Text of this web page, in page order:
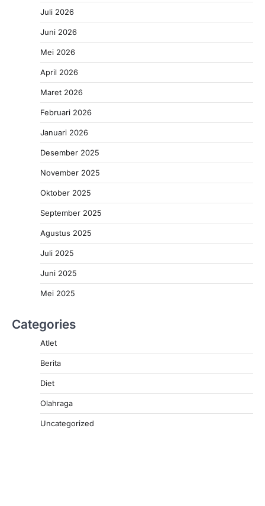
Juli 2026
Juni 2026
Mei 2026
April 2026
Maret 2026
Februari 2026
Januari 2026
Desember 2025
November 2025
Oktober 2025
September 2025
Agustus 2025
Juli 2025
Juni 2025
Mei 2025
Categories
Atlet
Berita
Diet
Olahraga
Uncategorized